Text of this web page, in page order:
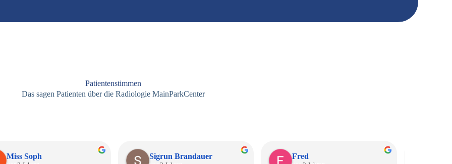
Patientenstimmen
Das sagen Patienten über die Radiologie MainParkCenter
Monika Berthold